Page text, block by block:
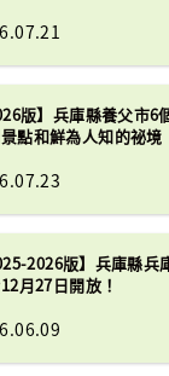
版】兵庫縣養父市
點和鮮為人知的祕境
2026版】兵庫縣
月27日開放！